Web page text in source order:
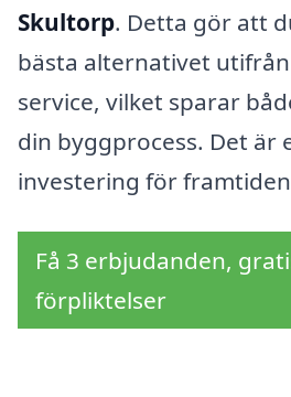
Skultorp. Detta gör att
bästa alternativet
service, vilket sparar
din byggprocess. Det är
investering för
Få 3 erbjudanden,
förpliktelser